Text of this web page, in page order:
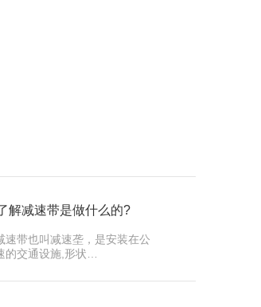
解减速带是做什么的?
速带也叫减速垄，是安装在公
的交通设施,形状…